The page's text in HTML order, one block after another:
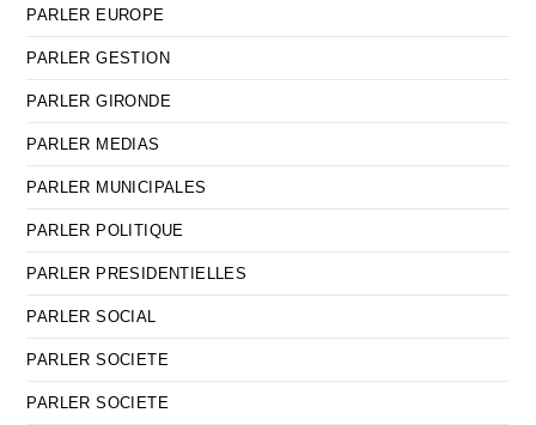
PARLER EUROPE
PARLER GESTION
PARLER GIRONDE
PARLER MEDIAS
PARLER MUNICIPALES
PARLER POLITIQUE
PARLER PRESIDENTIELLES
PARLER SOCIAL
PARLER SOCIETE
PARLER SOCIETE